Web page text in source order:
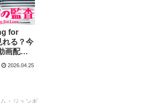
for
れる？今
画配信
2026.04.25
・ジュンギ